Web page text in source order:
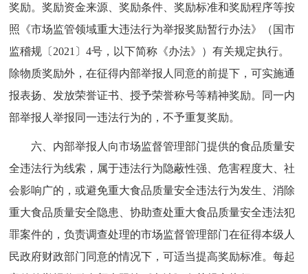
奖励。奖励资金来源、奖励条件、奖励标准和奖励程序等按
照《市场监管领域重大违法行为举报奖励暂行办法》（国市
监稽规〔2021〕4号，以下简称《办法》）有关规定执行。
除物质奖励外，在征得内部举报人同意的前提下，可实施通
报表扬、发放荣誉证书、授予荣誉称号等精神奖励。同一内
部举报人举报同一违法行为的，不予重复奖励。
六、内部举报人向市场监督管理部门提供的食品质量安
全违法行为线索，属于违法行为隐蔽性强、危害程度大、社
会影响广的，或避免重大食品质量安全违法行为发生、消除
重大食品质量安全隐患、协助查处重大食品质量安全违法犯
罪案件的，负责调查处理的市场监督管理部门在征得本级人
民政府财政部门同意的情况下，可适当提高奖励标准。每起